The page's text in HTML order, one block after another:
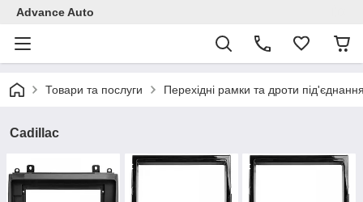
Advance Auto
Товари та послуги Перехідні рамки та дроти
Cadillac